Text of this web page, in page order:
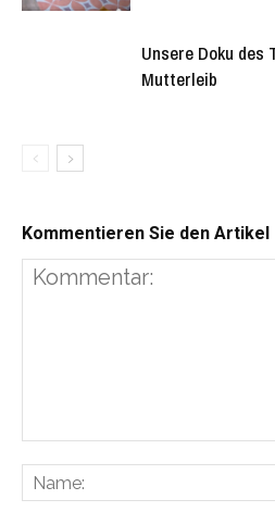
Unsere Doku
Mutterleib
Kommentieren Sie den Artikel